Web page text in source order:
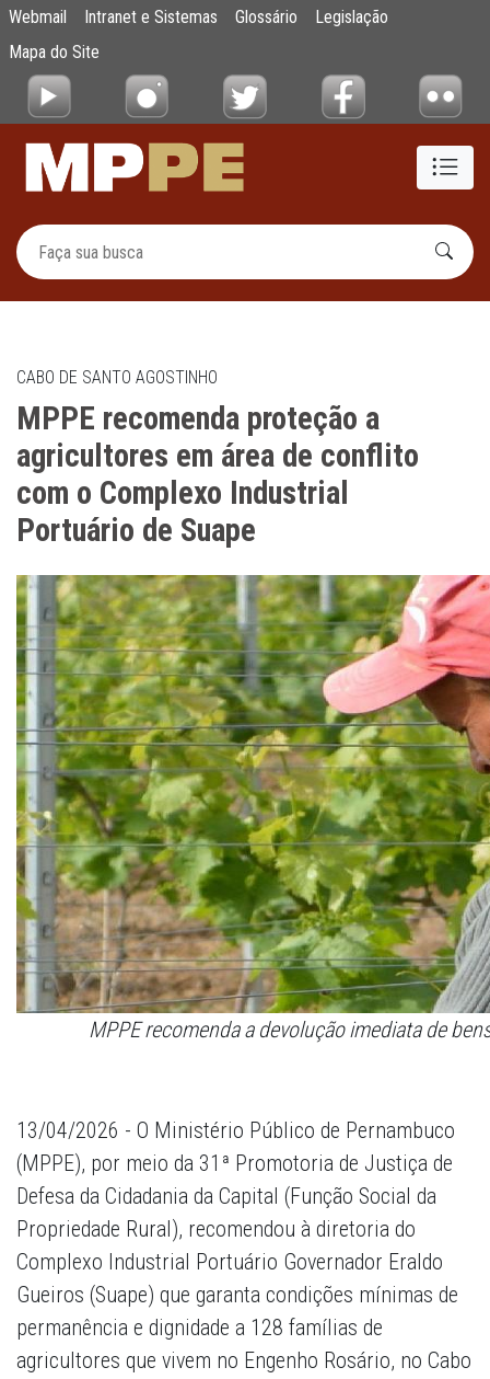
Pular para o Conteúdo principal
MPPE recomenda proteção a agricultores
Webmail Intranet e Sistemas Glossário
Legislação
Mapa do Site
CABO DE SANTO AGOSTINHO
MPPE recomenda proteção a
agricultores em área de conflito
com o Complexo Industrial
Portuário de Suape
MPPE recomenda a devolução imediata de
13/04/2026 - O Ministério Público de Pernambuco
(MPPE), por meio da 31ª Promotoria de Justiça de
Defesa da Cidadania da Capital (Função Social da
Propriedade Rural), recomendou à diretoria do
Complexo Industrial Portuário Governador Eraldo
Gueiros (Suape) que garanta condições mínimas de
permanência e dignidade a 128 famílias de
agricultores que vivem no Engenho Rosário, no Cabo